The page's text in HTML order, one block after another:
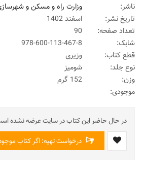
ناشر:
وزارت راه و مسکن و
تاریخ نشر:
اسفند 1402
تعداد صفحه:
شابک:
978-600-113-467-8
قطع کتاب:
وزیری
نوع جلد:
شومیز
وزن:
موجودی:
در حال حاضر این کتاب در سایت عرضه نشده
درخواست تهیه: اگر کتاب